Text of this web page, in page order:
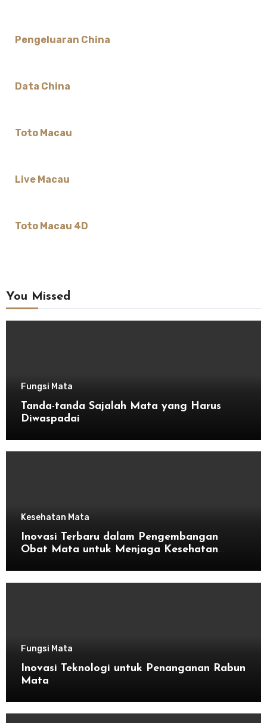
Pengeluaran China
Data China
Toto Macau
Live Macau
Toto Macau 4D
You Missed
Fungsi Mata
Tanda-tanda Sajalah Mata yang Harus
Diwaspadai
Kesehatan Mata
Inovasi Terbaru dalam Pengembangan
Obat Mata untuk Menjaga Kesehatan
Fungsi Mata
Inovasi Teknologi untuk Penanganan Rabun
Mata